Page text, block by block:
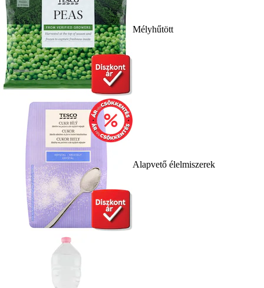
Mélyhűtött
Alapvető élelmiszerek